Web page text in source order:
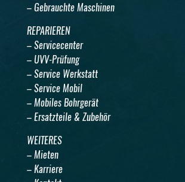
– Gebrauchte Maschinen
REPARIEREN
– Servicecenter
– UVV-Prüfung
– Service Werkstatt
– Service Mobil
– Mobiles Bohrgerät
– Ersatzteile & Zubehör
WEITERES
– Mieten
– Karriere